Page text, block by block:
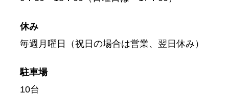
休み
毎週月曜日（祝日の場合は営業、翌日休み）
駐車場
10台